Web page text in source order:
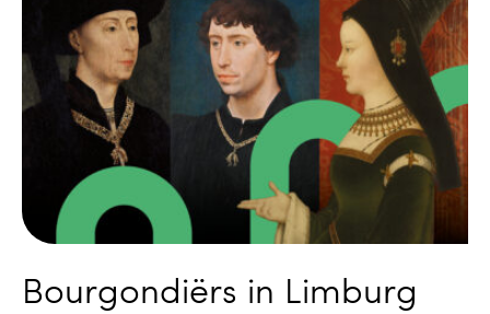
Bourgondiërs in Limburg